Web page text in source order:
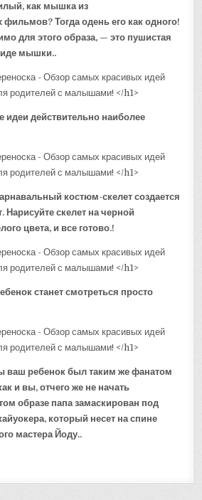
как мышка из
Тогда одень его как одного!
для этого образа, — это пушистая
мышки..
идеи действительно наиболее
костюм-скелет создается
Нарисуйте скелет на черной
цвета, и все готово.!
станет смотреться просто
ваш ребенок был таким же фанатом
и вы, отчего же не начать
образе папа замаскирован под
который несет на спине
мастера Йоду..